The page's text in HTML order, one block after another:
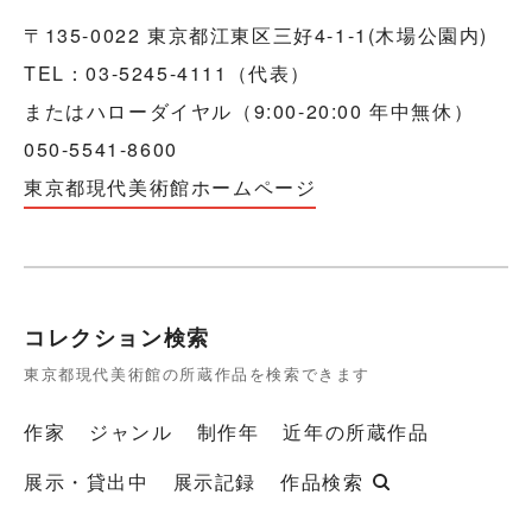
〒135-0022 東京都江東区三好4-1-1(木場公園内)
TEL：03-5245-4111（代表）
またはハローダイヤル（9:00-20:00 年中無休）
050-5541-8600
東京都現代美術館ホームページ
コレクション検索
東京都現代美術館の所蔵作品を検索できます
作家 ジャンル 制作年
近年の所蔵作品
展示・貸出中
展示記録 作品検索